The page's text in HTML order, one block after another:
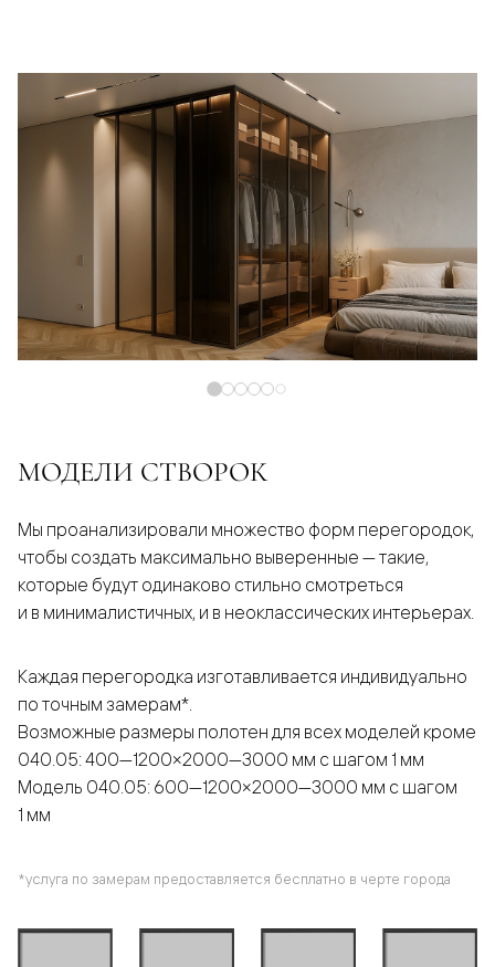
МОДЕЛИ СТВОРОК
Мы проанализировали множество форм перегородок,
чтобы создать максимально выверенные — такие,
которые будут одинаково стильно смотреться
и в минималистичных, и в неоклассических интерьерах.
Каждая перегородка изготавливается индивидуально
по точным замерам*.
Возможные размеры полотен для всех моделей кроме
040.05: 400—1200×2000—3000 мм с шагом 1 мм
Модель 040.05: 600—1200×2000—3000 мм с шагом
1 мм
*услуга по замерам предоставляется бесплатно в черте города